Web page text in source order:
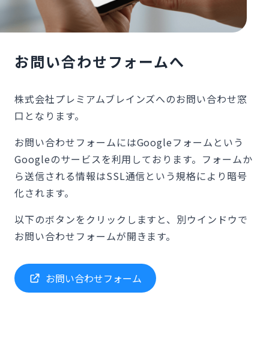
お問い合わせフォームへ
株式会社プレミアムブレインズへのお問い合わせ窓
口となります。
お問い合わせフォームにはGoogleフォームという
Googleのサービスを利用しております。フォームか
ら送信される情報はSSL通信という規格により暗号
化されます。
以下のボタンをクリックしますと、別ウインドウで
お問い合わせフォームが開きます。
お問い合わせフォーム